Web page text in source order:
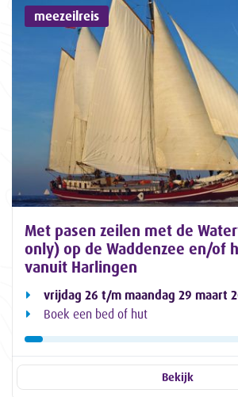
meezeilreis
Met pasen zeilen met de
only) op de Waddenzee en/of
vanuit Harlingen
vrijdag 26 t/m maandag 29 maart
Boek een bed of hut
Bekijk